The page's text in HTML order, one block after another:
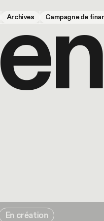
Archives Campagne de
en
En création